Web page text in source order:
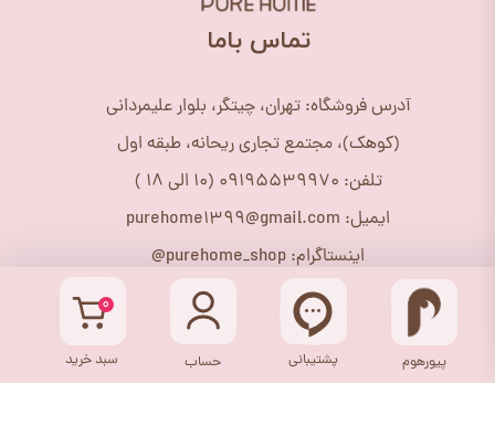
​تماس باما
آدرس فروشگاه: تهران، چیتگر، بلوار علیمردانی
(کوهک)، مجتمع تجاری ریحانه، طبقه اول
تلفن: 09195539970 (10 الی 18 )
ایمیل: purehome1399@gmail.com
اینستاگرام: purehome_shop@
۰
پیورهوم پشتیبانی حساب سبد خرید